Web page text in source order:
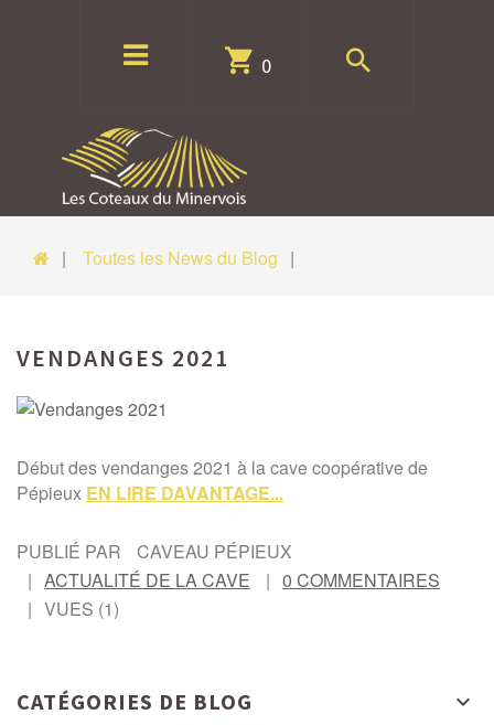
0
Toutes les News du Blog
VENDANGES 2021
Début des vendanges 2021 à la cave coopérative de
Pépieux EN LIRE DAVANTAGE...
PUBLIÉ PAR
CAVEAU PÉPIEUX
ACTUALITÉ DE LA CAVE
0 COMMENTAIRES
VUES (1)
CATÉGORIES DE BLOG